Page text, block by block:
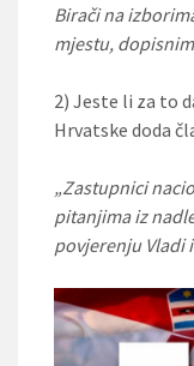
Birači na
mjestu,
2) Jeste li za to
Hrvatske doda
„Zastupnici
pitanjima iz
povjerenju Vladi